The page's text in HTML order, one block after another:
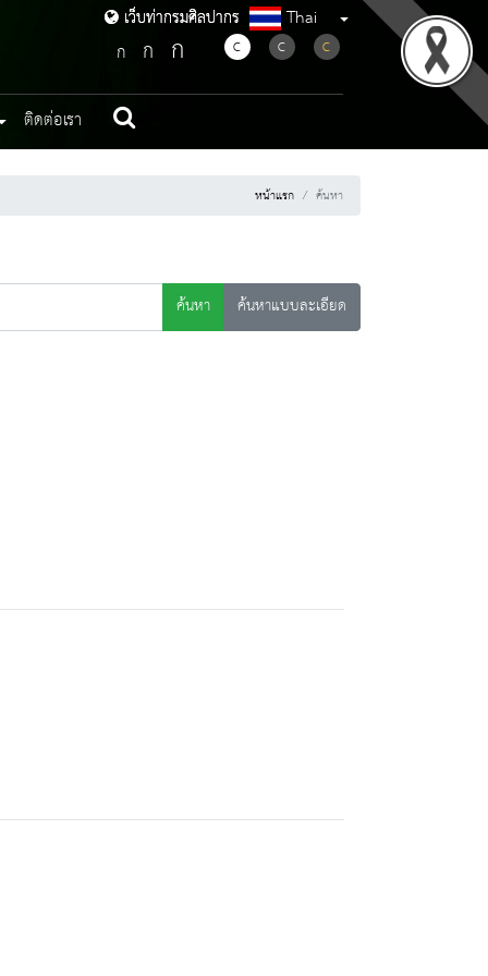
เว็บท่ากรมศิลปากร
เว็บท่ากรมศิลปากร Thai
ก ก ก C C C
ติดต่อเรา
หน้าแรก ค้นหา
ค้นหา
ค้นหาแบบละเอียด